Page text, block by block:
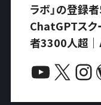
ラボ」の登録
ChatGPTスク
者3300人超｜
YouTube X Instagram